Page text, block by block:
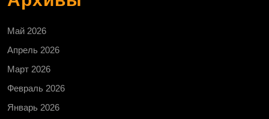
Май 2026
Апрель 2026
Март 2026
Февраль 2026
Январь 2026